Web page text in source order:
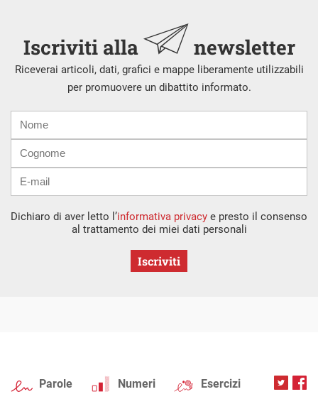
Iscriviti alla newsletter
Riceverai articoli, dati, grafici e mappe liberamente utilizzabili
per promuovere un dibattito informato.
mail
Dichiaro di aver letto l’informativa privacy e presto il consenso
al trattamento dei miei dati personali
Iscriviti
Parole Numeri Esercizi